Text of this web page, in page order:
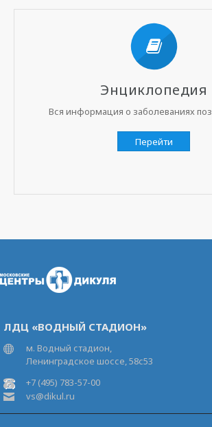
Энциклопедия
Вся информация о заболеваниях
Перейти
ЛДЦ «ВОДНЫЙ СТАДИОН»
м. Водный стадион,
Ленинградское шоссе, 58с53
+7 (495) 783-57-00
vs@dikul.ru